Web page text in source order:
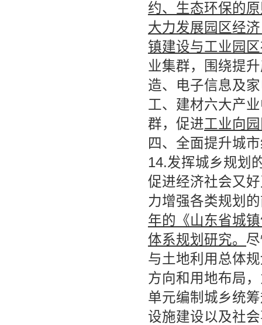
约、生态环保的
大力发展园区经
镇建设与工业园
业集群，围绕提
造、电子信息及
工、建材六大产
群，促进工业向
四、全面提升城
14.发挥城乡规划
促进经济社会又
力增强各类规划
年的《山东省城
体系规划研究。
与土地利用总体
方向和用地布局
单元编制城乡统
设施建设以及社